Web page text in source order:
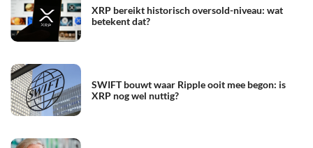
XRP bereikt historisch oversold-niveau: wat
betekent dat?
SWIFT bouwt waar Ripple ooit mee begon: is
XRP nog wel nuttig?